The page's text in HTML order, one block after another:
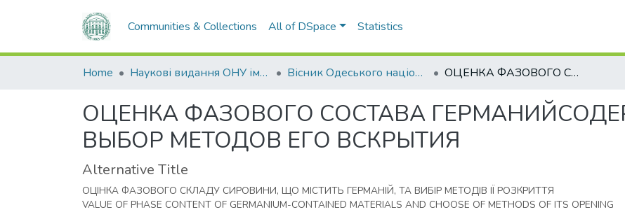
Communities & Collections All of DSpace Statistics
Home Наукові видання ОНУ імені І. І. Мечникова Вісник Одеського національного університету. Хімія ОЦЕНКА ФАЗОВОГО СОСТАВА ГЕРМАНИЙСОДЕРЖАЩЕГО СЫРЬЯ И ВЫБОР МЕТОДОВ ЕГО ВСКРЫТИЯ
ОЦЕНКА ФАЗОВОГО СОСТАВА
ВЫБОР МЕТОДОВ ЕГО ВСКРЫТИЯ
Alternative Title
ОЦІНКА ФАЗОВОГО СКЛАДУ СИРОВИНИ, ЩО МІСТИТЬ ГЕРМАНІЙ, ТА ВИБІР МЕТОДІВ ІЇ РОЗКРИТТЯ
VALUE OF PHASE CONTENT OF GERMANIUM-CONTAINED MATERIALS AND CHOOSE OF METHODS OF ITS OPENING